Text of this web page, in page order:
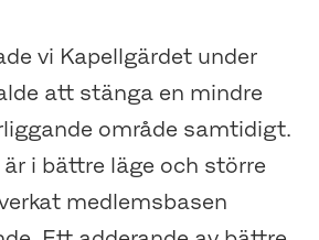
vi Kapellgärdet under
att stänga en mindre
område samtidigt.
är i bättre läge och större
medlemsbasen